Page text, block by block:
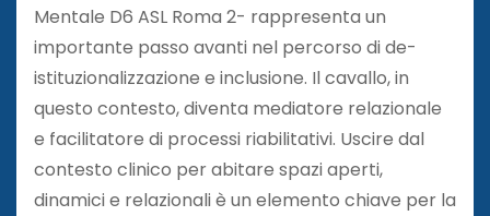
Mentale D6 ASL Roma 2- rappresenta un
importante passo avanti nel percorso di de-
istituzionalizzazione e inclusione. Il cavallo, in
questo contesto, diventa mediatore relazionale
e facilitatore di processi riabilitativi. Uscire dal
contesto clinico per abitare spazi aperti,
dinamici e relazionali è un elemento chiave per la